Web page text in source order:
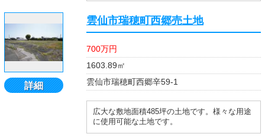
詳細
雲仙市瑞穂町西郷売土地
700万円
1603.89㎡
雲仙市瑞穂町西郷辛59-1
広大な敷地面積485坪の土地です。様々な用途
に使用可能な土地です。